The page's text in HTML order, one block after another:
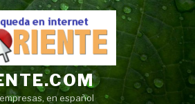
en español